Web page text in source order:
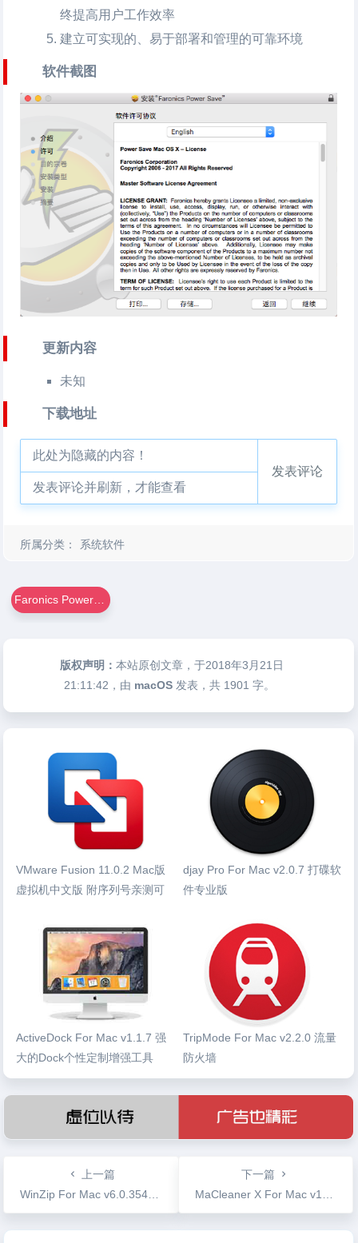
终提高用户工作效率
建立可实现的、易于部署和管理的可靠环境
软件截图
更新内容
未知
下载地址
此处为隐藏的内容！
发表评论并刷新，才能查看
发表评论
所属分类： 系统软件
版权声明：本站原创文章，于2018年3月21日
21:11:42 ，由 macOS 发表，共 1901 字。
VMware Fusion 11.0.2 Mac版
虚拟机中文版 附序列号亲测可
djay Pro For Mac v2.0.7 打碟软
件专业版
ActiveDock For Mac v1.1.7 强
大的Dock个性定制增强工具
TripMode For Mac v2.2.0 流量
防火墙
上一篇
WinZip For Mac v6.0.3547 压缩解压工具
下一篇
MaCleaner X For Mac v10.3 强大的系统清理工具